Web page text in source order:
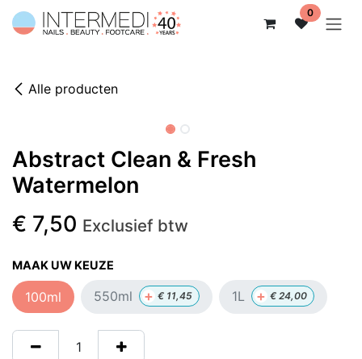
Overslaan naar inhoud 0
Alle producten
Abstract Clean & Fresh
Watermelon
€ 7,50 Exclusief btw
MAAK UW KEUZE
100ml 550ml + € 11,45 1L + €24,00